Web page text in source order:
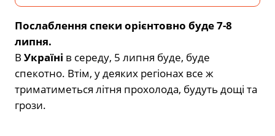
Послаблення спеки орієнтовно буде 7-8
липня.
В Україні в середу, 5 липня буде, буде
спекотно. Втім, у деяких регіонах все ж
триматиметься літня прохолода, будуть дощі та
грози.